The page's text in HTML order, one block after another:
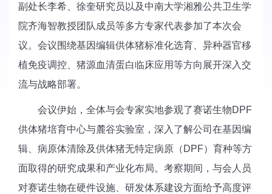
副处长李希、徐奎研究员以及中南大学湘雅公共卫生学
院齐海智教授团队成员等多方专家代表参加了本次会
议。会议围绕基因编辑供体猪标准化选育、异种器官移
植免疫调控、猪源血清蛋白临床应用等方向展开深入交
流与战略部署。
会议伊始，全体与会专家实地参观了赛诺生物DPF
供体猪培育中心与麓谷实验室，深入了解公司在基因编
辑、病原体清除及供体猪无特定病原（DPF）育种等方
面取得的研究成果和产业化布局。考察期间，与会人员
对赛诺生物在硬件设施、研发体系建设方面给予高度评